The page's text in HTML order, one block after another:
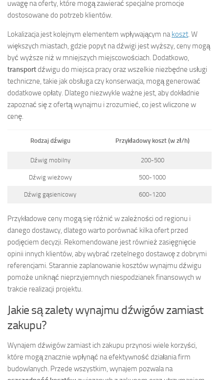
uwagę na oferty, które mogą zawierać specjalne promocje
dostosowane do potrzeb klientów.
Lokalizacja jest kolejnym elementem wpływającym na koszt . W
większych miastach, gdzie popyt na dźwigi jest wyższy, ceny mogą
być wyższe niż w mniejszych miejscowościach. Dodatkowo,
transportdźwigu do miejsca pracy oraz wszelkie niezbędne usługi
techniczne, takie jak obsługa czy konserwacja, mogą generować
dodatkowe opłaty. Dlatego niezwykle ważne jest, aby dokładnie
zapoznać się z ofertą wynajmu i zrozumieć, co jest wliczone w
cenę.
Rodzaj dźwigu Przykładowy koszt (w zł/h)
Dźwig mobilny 200-500
Dźwig wieżowy 500-1000
Dźwig gąsienicowy 600-1200
Przykładowe ceny mogą się różnić w zależności od regionu i
danego dostawcy, dlatego warto porównać kilka ofert przed
podjęciem decyzji. Rekomendowane jest również zasięgnięcie
opinii innych klientów, aby wybrać rzetelnego dostawcę z dobrymi
referencjami. Starannie zaplanowanie kosztów wynajmu dźwigu
pomoże uniknąć nieprzyjemnych niespodzianek finansowych w
trakcie realizacji projektu.
Jakie są zalety wynajmu dźwigów zamiast
zakupu?
Wynajem dźwigów zamiast ich zakupu przynosi wiele korzyści,
które mogą znacznie wpłynąć na efektywność działania firm
budowlanych. Przede wszystkim, wynajem pozwala na